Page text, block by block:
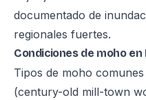
documentado de
regionales fuertes.
Condiciones de moho en
Tipos de moho
(century-old mill-town